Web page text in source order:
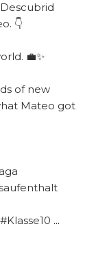
👇
💼✨
of new
Mateo got
...